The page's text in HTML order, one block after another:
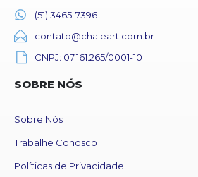
(51) 3465-7396
contato@chaleart.com.br
CNPJ: 07.161.265/0001-10
SOBRE NÓS
Sobre Nós
Trabalhe Conosco
Políticas de Privacidade